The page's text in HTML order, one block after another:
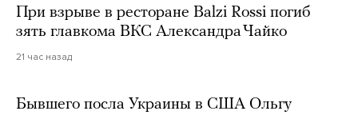
При взрыве в ресторане Balzi Rossi погиб
зять главкома ВКС Александра Чайко
21 час назад
Бывшего посла Украины в США Ольгу